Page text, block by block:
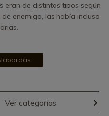
eran de distintos tipos según
enemigo, las había incluso
Ver categorías